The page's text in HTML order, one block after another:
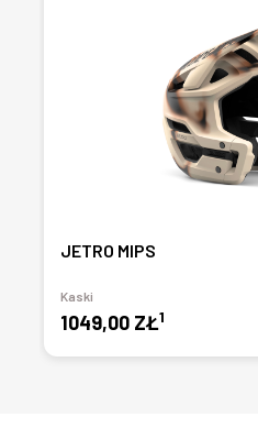
JETRO MIPS
Kaski
1049,00 ZŁ1